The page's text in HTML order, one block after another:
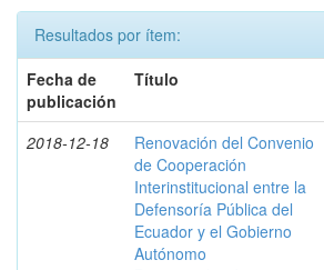
Resultados por ítem:
Fecha de
publicación
Título
2018-12-18
Renovación del Convenio
de Cooperación
Interinstitucional entre la
Defensoría Pública del
Ecuador y el Gobierno
Autónomo